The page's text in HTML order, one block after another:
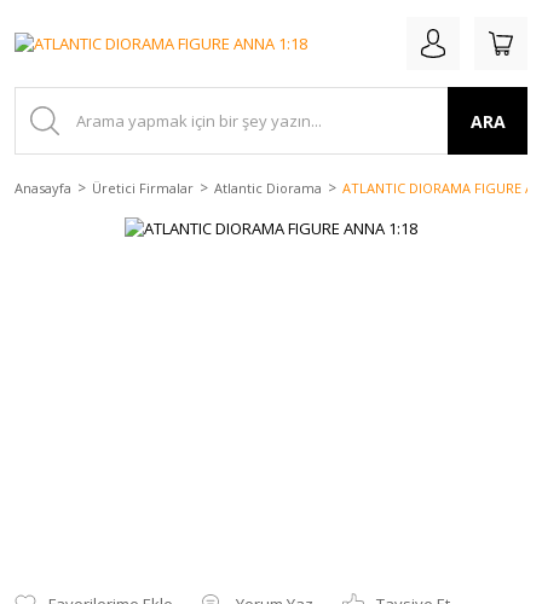
ARA
Anasayfa Üretici Firmalar Atlantic Diorama ATLANTIC DIORAMA FIGURE